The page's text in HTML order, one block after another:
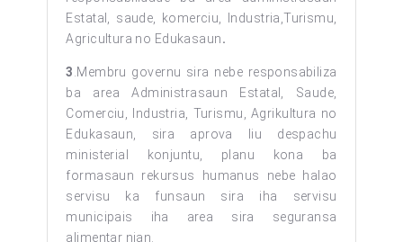
Estatal, saude, komerciu, Industria,Turismu,
Agricultura no Edukasaun.
3 .Membru governu sira nebe responsabiliza
ba area Administrasaun Estatal, Saude,
Comerciu, Industria, Turismu, Agrikultura no
Edukasaun, sira aprova liu despachu
ministerial konjuntu, planu kona ba
formasaun rekursus humanus nebe halao
servisu ka funsaun sira iha servisu
municipais iha area sira seguransa
alimentar nian.